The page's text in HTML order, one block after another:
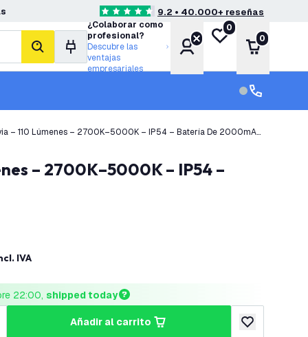
4.6 estrellas de puntuación
9.2 • 40.000+ reseñas
buscar
¿Colaborar como
profesional?
Descubre las
ventajas
empresariales
Cuenta
Mi lista de deseos
0
Carrito
0
Servicio al
Servicio al
– 110 Lúmenes – 2700K–5000K – IP54 – Batería De 2000mAh
IVA
22:00, shipped today
cantidadañadir al carrito
añadir a lista